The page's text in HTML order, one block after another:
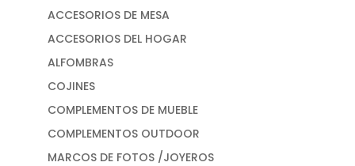
ACCESORIOS DE MESA
ACCESORIOS DEL HOGAR
ALFOMBRAS
COJINES
COMPLEMENTOS DE MUEBLE
COMPLEMENTOS OUTDOOR
MARCOS DE FOTOS /JOYEROS